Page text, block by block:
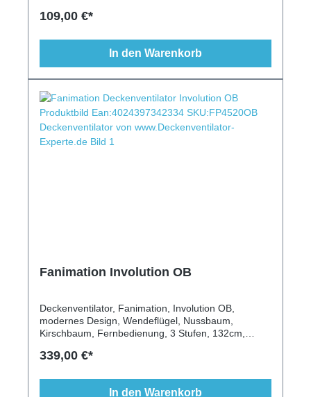
Größe
109,00 €*
In den Warenkorb
Fanimation Involution OB
Deckenventilator, Fanimation, Involution OB,
modernes Design, Wendeflügel, Nussbaum,
Kirschbaum, Fernbedienung, 3 Stufen, 132cm,
bronze Gehäuse
339,00 €*
In den Warenkorb